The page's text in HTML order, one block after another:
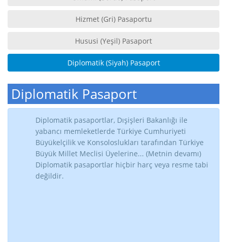
Hizmet (Gri) Pasaportu
Hususi (Yeşil) Pasaport
Diplomatik (Siyah) Pasaport
Diplomatik Pasaport
Diplomatik pasaportlar, Dışişleri Bakanlığı ile
yabancı memleketlerde Türkiye Cumhuriyeti
Büyükelçilik ve Konsoloslukları tarafından Türkiye
Büyük Millet Meclisi Üyelerine... (Metnin devamı)
Diplomatik pasaportlar hiçbir harç veya resme tabi
değildir.